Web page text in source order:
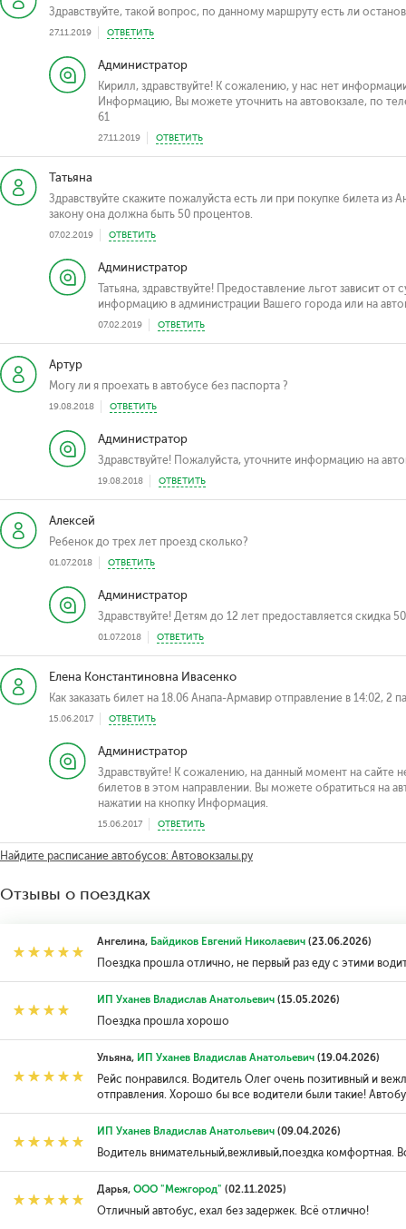
Здравствуйте, такой вопрос, по данному маршруту есть ли
27.11.2019 ОТВЕТИТЬ
Администратор
Кирилл, здравствуйте! К сожалению, у нас нет
Информацию, Вы можете уточнить на автовокзале, по
61
27.11.2019 ОТВЕТИТЬ
Татьяна
Здравствуйте скажите пожалуйста есть ли при покупке билета из
закону она должна быть 50 процентов.
07.02.2019 ОТВЕТИТЬ
Администратор
Татьяна, здравствуйте! Предоставление льгот зависит
информацию в администрации Вашего города или на
07.02.2019 ОТВЕТИТЬ
Артур
Могу ли я проехать в автобусе без паспорта ?
19.08.2018 ОТВЕТИТЬ
Администратор
Здравствуйте! Пожалуйста, уточните информацию на
19.08.2018 ОТВЕТИТЬ
Алексей
Ребенок до трех лет проезд сколько?
01.07.2018 ОТВЕТИТЬ
Администратор
Здравствуйте! Детям до 12 лет предоставляется скидка
01.07.2018 ОТВЕТИТЬ
Елена Константиновна Ивасенко
Как заказать билет на 18.06 Анапа-Армавир отправление в 14:02, 2
15.06.2017 ОТВЕТИТЬ
Администратор
Здравствуйте! К сожалению, на данный момент на сайте
билетов в этом направлении. Вы можете обратиться на
нажатии на кнопку Информация.
15.06.2017 ОТВЕТИТЬ
Найдите расписание автобусов: Автовокзалы.ру
Отзывы о поездках
Ангелина, Байдиков Евгений Николаевич(23.06.2026)
Поездка прошла отлично, не первый раз еду с этими
ИП Уханев Владислав Анатольевич(15.05.2026)
Поездка прошла хорошо
Ульяна, ИП Уханев Владислав Анатольевич(19.04.2026)
Рейс понравился. Водитель Олег очень позитивный и
отправления. Хорошо бы все водители были такие!
ИП Уханев Владислав Анатольевич(09.04.2026)
Водитель внимательный,вежливый,поездка комфортная.
Дарья, ООО "Межгород" (02.11.2025)
Отличный автобус, ехал без задержек. Всё отлично!